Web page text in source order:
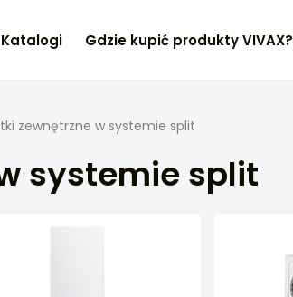
Katalogi Gdzie kupić produkty VIVAX?
zewnętrzne w systemie split
systemie split